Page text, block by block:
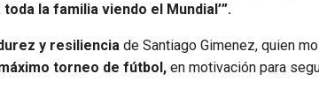
la familia viendo el Mundial’”.
y resiliencia de Santiago Gimenez, quien
torneo de fútbol, en motivación para